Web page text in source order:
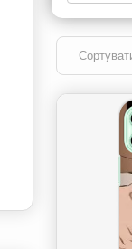
Samsung
Huawei
Realme
TECNO
OnePlus
Google
Infinix
Motorola